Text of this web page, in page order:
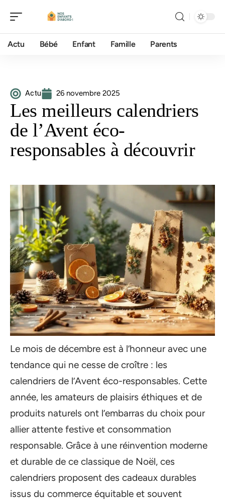
Actu Bébé Enfant Famille Parents
Actu 26 novembre 2025
Les meilleurs calendriers
de l’Avent éco-
responsables à découvrir
Le mois de décembre est à l’honneur avec une
tendance qui ne cesse de croître : les
calendriers de l’Avent éco-responsables. Cette
année, les amateurs de plaisirs éthiques et de
produits naturels ont l’embarras du choix pour
allier attente festive et consommation
responsable. Grâce à une réinvention moderne
et durable de ce classique de Noël, ces
calendriers proposent des cadeaux durables
issus du commerce équitable et souvent